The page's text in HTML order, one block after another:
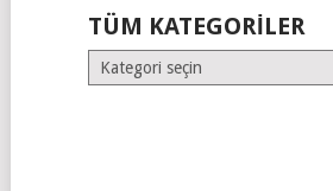
TÜM KATEGORILER
Tüm
Kategoriler